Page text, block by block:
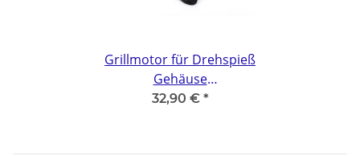
Grillmotor für Drehspieß
Gehäuse
pulverbeschichtet
32,90 € *